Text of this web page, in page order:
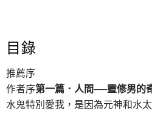
目錄
推薦序
作者序第一篇．人間──靈修男的
水鬼特別愛我，是因為元神和水